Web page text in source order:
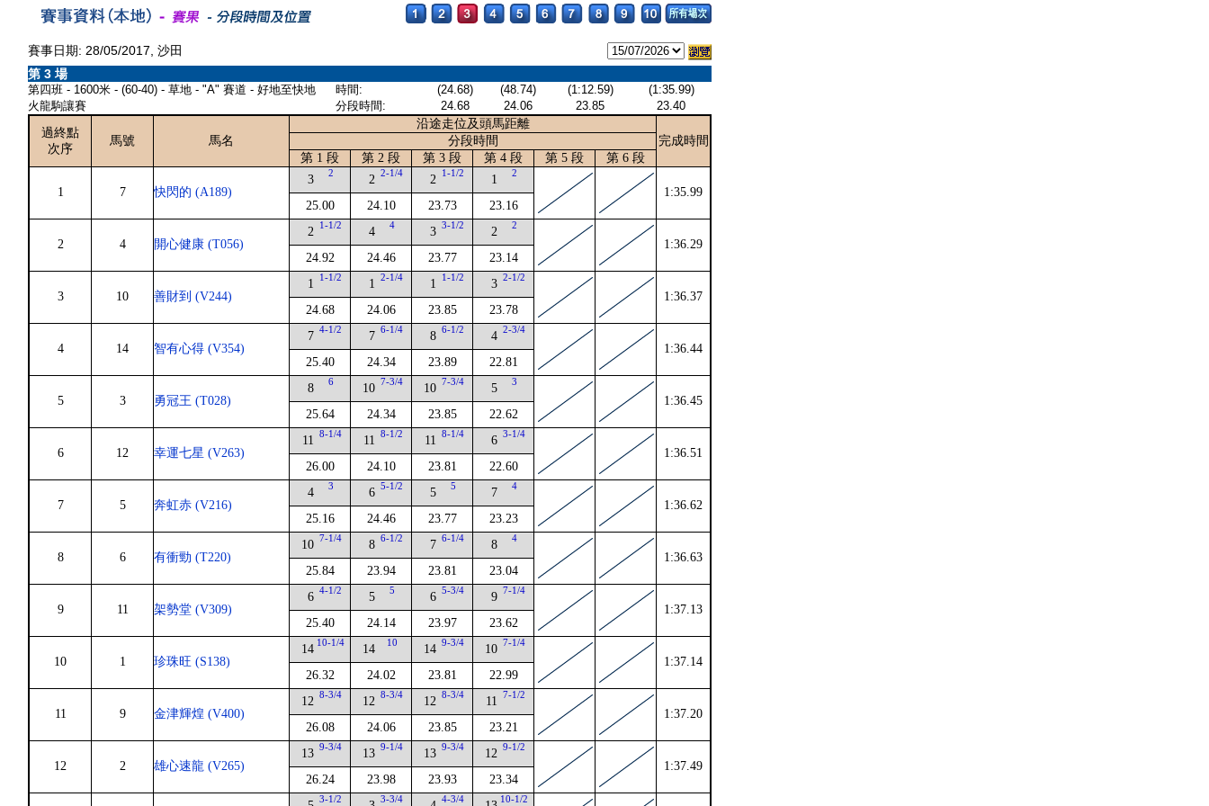
賽事日期: 28/05/2017, 沙田
第 3 場
第四班 - 1600米 - (60-40) - 草地 - "A" 賽道 - 好地至快地
火龍駒讓賽
時間: (24.68) (48.74) (1:12.59)
(1:35.99)
分段時間:
24.68 24.06 23.85
23.40
過終點
次序
馬號 馬名
沿途走位及頭馬距離
完成時間
分段時間
第 1 段
第 2 段 第 3 段 第 4 段 第 5 段 第 6 段
1 7 快閃的 (A189)
3 2
25.00
2 2-1/4
24.10
2 1-1/2
23.73
1 2
23.16
1:35.99
2 4 開心健康 (T056)
2 1-1/2
24.92
4 4
24.46
3 3-1/2
23.77
2 2
23.14
1:36.29
3 10 善財到 (V244)
1 1-1/2
24.68
1 2-1/4
24.06
1 1-1/2
23.85
3 2-1/2
23.78
1:36.37
4 14 智有心得 (V354)
7 4-1/2
25.40
7 6-1/4
24.34
8 6-1/2
23.89
4 2-3/4
22.81
1:36.44
5 3 勇冠王 (T028)
8 6
25.64
10 7-3/4
24.34
10 7-3/4
23.85
5 3
22.62
1:36.45
6 12 幸運七星 (V263)
11 8-1/4
26.00
11 8-1/2
24.10
11 8-1/4
23.81
6 3-1/4
22.60
1:36.51
7 5 奔虹赤 (V216)
4 3
25.16
6 5-1/2
24.46
5 5
23.77
7 4
23.23
1:36.62
8 6 有衝勁 (T220)
10 7-1/4
25.84
8 6-1/2
23.94
7 6-1/4
23.81
8 4
23.04
1:36.63
9 11 架勢堂 (V309)
6 4-1/2
25.40
5 5
24.14
6 5-3/4
23.97
9 7-1/4
23.62
1:37.13
10 1 珍珠旺 (S138)
14 10-1/4
26.32
14 10
24.02
14 9-3/4
23.81
10 7-1/4
22.99
1:37.14
11 9 金津輝煌 (V400)
12 8-3/4
26.08
12 8-3/4
24.06
12 8-3/4
23.85
11 7-1/2
23.21
1:37.20
12 2 雄心速龍 (V265)
13 9-3/4
26.24
13 9-1/4
23.98
13 9-3/4
23.93
12 9-1/2
23.34
1:37.49
3-1/2 3-3/4 4-3/4 10-1/2